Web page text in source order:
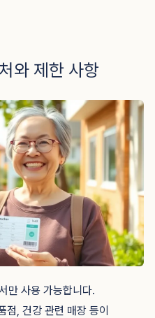
와 제한 사항
만 사용 가능합니다.
점, 건강 관련 매장 등이